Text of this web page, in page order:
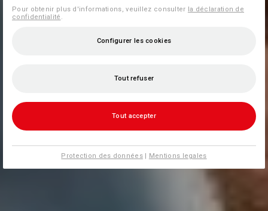
Pour obtenir plus d'informations, veuillez consulter la déclaration de
confidentialité
Configurer les cookies
Tout refuser
Tout accepter
Protection des données| Mentions legales